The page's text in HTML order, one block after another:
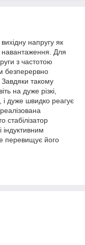
напругу як
навантаження. Для
з частотою
безперервно
Завдяки такому
на дуже різкі,
і дуже швидко реагує
стабілізатор
перевищує його